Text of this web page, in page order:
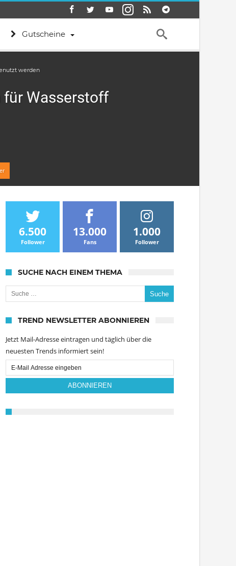
Gutscheine
werden
für Wasserstoff
6.500
Follower
13.000
Fans
1.000
Follower
SUCHE NACH EINEM THEMA
Suche nach:
TREND NEWSLETTER ABONNIEREN
Jetzt Mail-Adresse eintragen und täglich über die
neuesten Trends informiert sein!
Email
Subscription
ABONNIEREN